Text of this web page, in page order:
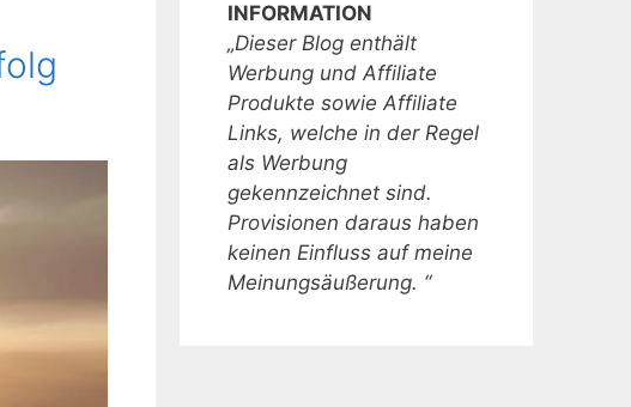
INFORMATION
„Dieser Blog enthält
Werbung und Affiliate
Produkte sowie Affiliate
Links, welche in der Regel
als Werbung
gekennzeichnet sind.
Provisionen daraus haben
keinen Einfluss auf meine
Meinungsäußerung. “